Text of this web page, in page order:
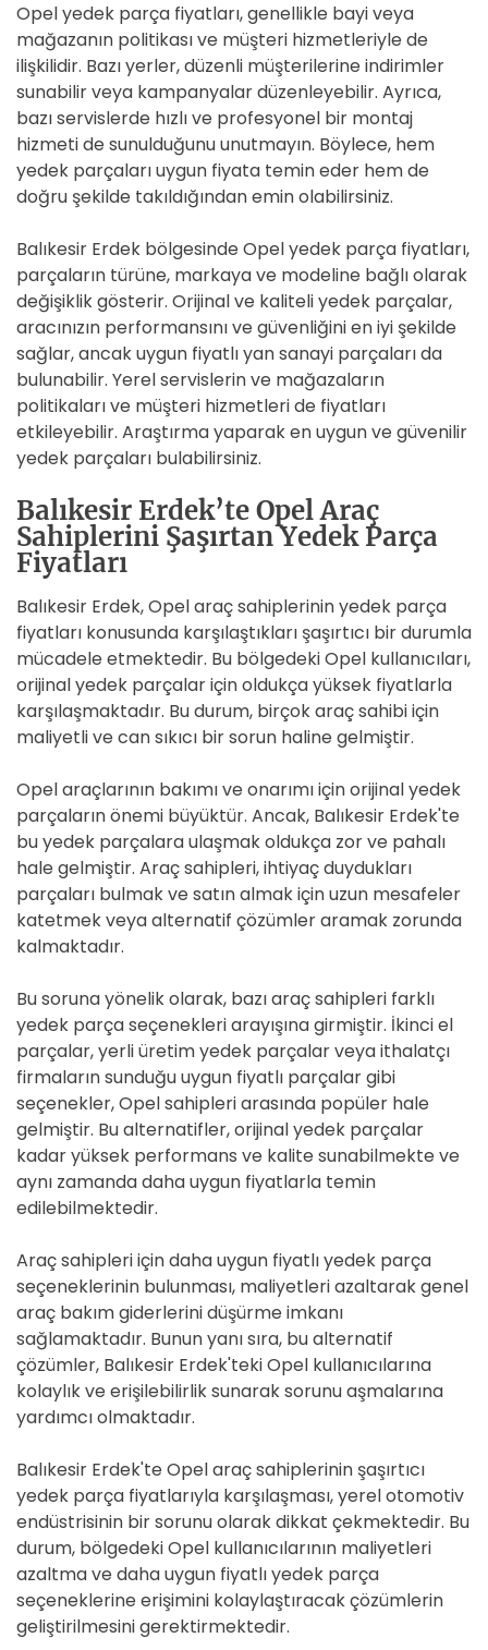
Opel yedek parça fiyatları, genellikle bayi veya
mağazanın politikası ve müşteri hizmetleriyle de
ilişkilidir. Bazı yerler, düzenli müşterilerine indirimler
sunabilir veya kampanyalar düzenleyebilir. Ayrıca,
bazı servislerde hızlı ve profesyonel bir montaj
hizmeti de sunulduğunu unutmayın. Böylece, hem
yedek parçaları uygun fiyata temin eder hem de
doğru şekilde takıldığından emin olabilirsiniz.
Balıkesir Erdek bölgesinde Opel yedek parça fiyatları,
parçaların türüne, markaya ve modeline bağlı olarak
değişiklik gösterir. Orijinal ve kaliteli yedek parçalar,
aracınızın performansını ve güvenliğini en iyi şekilde
sağlar, ancak uygun fiyatlı yan sanayi parçaları da
bulunabilir. Yerel servislerin ve mağazaların
politikaları ve müşteri hizmetleri de fiyatları
etkileyebilir. Araştırma yaparak en uygun ve güvenilir
yedek parçaları bulabilirsiniz.
Balıkesir Erdek’te Opel Araç
Sahiplerini Şaşırtan Yedek Parça
Fiyatları
Balıkesir Erdek, Opel araç sahiplerinin yedek parça
fiyatları konusunda karşılaştıkları şaşırtıcı bir durumla
mücadele etmektedir. Bu bölgedeki Opel kullanıcıları,
orijinal yedek parçalar için oldukça yüksek fiyatlarla
karşılaşmaktadır. Bu durum, birçok araç sahibi için
maliyetli ve can sıkıcı bir sorun haline gelmiştir.
Opel araçlarının bakımı ve onarımı için orijinal yedek
parçaların önemi büyüktür. Ancak, Balıkesir Erdek'te
bu yedek parçalara ulaşmak oldukça zor ve pahalı
hale gelmiştir. Araç sahipleri, ihtiyaç duydukları
parçaları bulmak ve satın almak için uzun mesafeler
katetmek veya alternatif çözümler aramak zorunda
kalmaktadır.
Bu soruna yönelik olarak, bazı araç sahipleri farklı
yedek parça seçenekleri arayışına girmiştir. İkinci el
parçalar, yerli üretim yedek parçalar veya ithalatçı
firmaların sunduğu uygun fiyatlı parçalar gibi
seçenekler, Opel sahipleri arasında popüler hale
gelmiştir. Bu alternatifler, orijinal yedek parçalar
kadar yüksek performans ve kalite sunabilmekte ve
aynı zamanda daha uygun fiyatlarla temin
edilebilmektedir.
Araç sahipleri için daha uygun fiyatlı yedek parça
seçeneklerinin bulunması, maliyetleri azaltarak genel
araç bakım giderlerini düşürme imkanı
sağlamaktadır. Bunun yanı sıra, bu alternatif
çözümler, Balıkesir Erdek'teki Opel kullanıcılarına
kolaylık ve erişilebilirlik sunarak sorunu aşmalarına
yardımcı olmaktadır.
Balıkesir Erdek'te Opel araç sahiplerinin şaşırtıcı
yedek parça fiyatlarıyla karşılaşması, yerel otomotiv
endüstrisinin bir sorunu olarak dikkat çekmektedir. Bu
durum, bölgedeki Opel kullanıcılarının maliyetleri
azaltma ve daha uygun fiyatlı yedek parça
seçeneklerine erişimini kolaylaştıracak çözümlerin
geliştirilmesini gerektirmektedir.